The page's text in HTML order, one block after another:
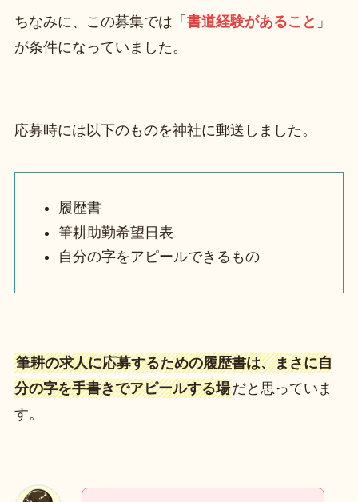
ちなみに、この募集では「 書道経験があること 」
が条件になっていました。
応募時には以下のものを神社に郵送しました。
履歴書
筆耕助勤希望日表
自分の字をアピールできるもの
筆耕の求人に応募するための履歴書は、まさに自
分の字を手書きでアピールする場だと思っていま
す。